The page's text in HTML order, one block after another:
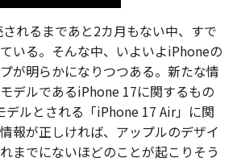
れるまであと2カ月もない中、すで
いる。そんな中、いよいよiPhoneの
が明らかになりつつある。新たな情
デルであるiPhone 17に関するもの
デルとされる「iPhone 17 Air」に関
報が正しければ、アップルのデザイ
までにないほどのことが起こりそう